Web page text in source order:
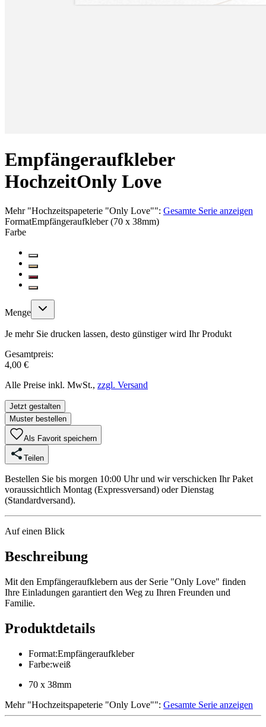
Empfängeraufkleber
HochzeitOnly Love
Mehr"Hochzeitspapeterie "Only Love"": Gesamte Serie anzeigen
FormatEmpfängeraufkleber (70 x 38mm)
Farbe
Menge
Je mehr Sie drucken lassen, desto günstiger wird Ihr Produkt
Gesamtpreis:
4,00 €
Alle Preise inkl. MwSt., zzgl. Versand
Jetzt gestalten
Muster bestellen
Als Favorit speichern
Teilen
Bestellen Sie bis morgen 10:00 Uhr und wir verschicken Ihr Paket
voraussichtlich Montag (Expressversand) oder Dienstag
(Standardversand).
Auf einen Blick
Beschreibung
Mit den Empfängeraufklebern aus der Serie "Only Love" finden
Ihre Einladungen garantiert den Weg zu Ihren Freunden und
Familie.
Produktdetails
Format:Empfängeraufkleber
Farbe:weiß
70 x 38mm
Mehr"Hochzeitspapeterie "Only Love"": Gesamte Serie anzeigen